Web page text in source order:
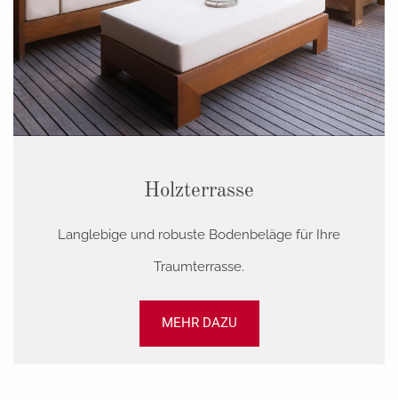
Holzterrasse
Langlebige und robuste Bodenbeläge für Ihre
Traumterrasse.
MEHR DAZU